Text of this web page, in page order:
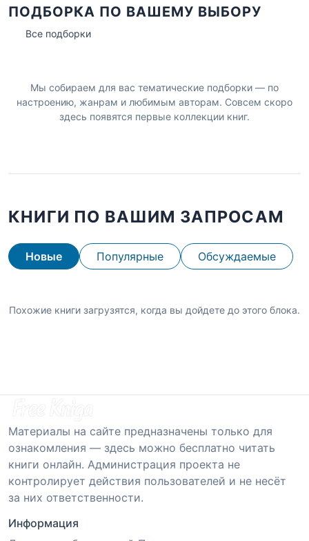
ПОДБОРКА ПО ВАШЕМУ ВЫБОРУ
Все подборки
Мы собираем для вас тематические подборки — по
настроению, жанрам и любимым авторам. Совсем скоро
здесь появятся первые коллекции книг.
КНИГИ ПО ВАШИМ ЗАПРОСАМ
Новые Популярные Обсуждаемые
Похожие книги загрузятся, когда вы дойдете до этого блока.
Материалы на сайте предназначены только для
ознакомления — здесь можно бесплатно читать
книги онлайн. Администрация проекта не
контролирует действия пользователей и не несёт
за них ответственности.
Информация